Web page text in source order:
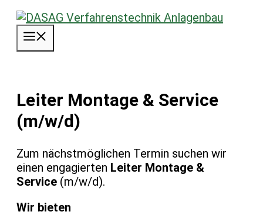
Zum
Inhalt
springen
Leiter Montage & Service
(m/w/d)
Zum nächstmöglichen Termin suchen wir
einen engagierten Leiter Montage &
Service (m/w/d).
Wir bieten